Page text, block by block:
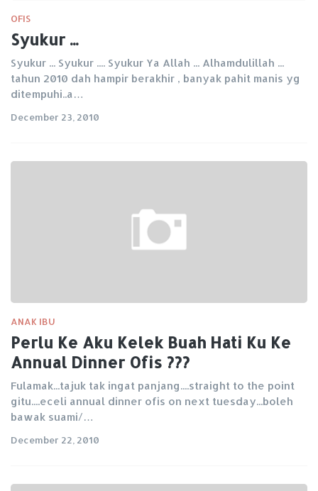
OFIS
Syukur ...
Syukur ... Syukur .... Syukur Ya Allah ... Alhamdulillah ...
tahun 2010 dah hampir berakhir , banyak pahit manis yg
ditempuhi..a…
December 23, 2010
ANAK IBU
Perlu Ke Aku Kelek Buah Hati Ku Ke
Annual Dinner Ofis ???
Fulamak...tajuk tak ingat panjang....straight to the point
gitu....eceli annual dinner ofis on next tuesday...boleh
bawak suami/…
December 22, 2010